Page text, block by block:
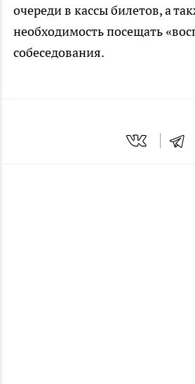
очереди в кассы билетов, а
необходимость посещать
собеседования.